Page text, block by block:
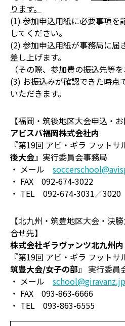
ります。
(1) 参加申込用紙に必要事項を
してください。
(2) 参加申込用紙が事務局に届
差し上げます。
（その際、参加費の振込先等
(3) お振込みが確認できた時点
いただきます。
【福岡・筑後地区大会申込・お
アビスパ福岡株式会社内
『第19回 アビ・ギラ フット
後大会』実行委員会事務局
・ メール
・ FAX 092-674-3022
・ TEL 092-674-3031／3020
【北九州・筑豊地区大会・決
合せ先】
株式会社ギラヴァンツ北九州内
『第19回 アビ・ギラ フット
筑豊大会/女子の部』 実行委員
・ メール school@giravanz.jp
・ FAX 093-863-6666
・ TEL 093-863-6555